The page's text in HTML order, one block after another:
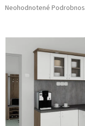
Priemerné
je
z
hviezdičiek.
Neohodnotené